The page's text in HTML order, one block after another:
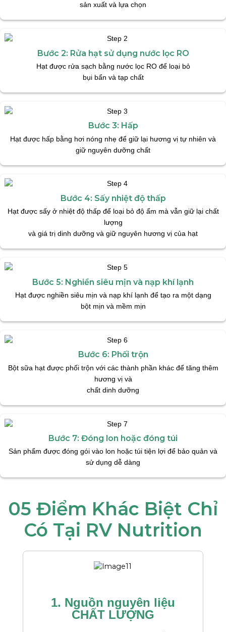
sản xuất và lựa chọn
Bước 2: Rửa hạt sử dụng nước lọc RO
Hạt được rửa sạch bằng nước lọc RO để loại bỏ
bụi bẩn và tạp chất
Bước 3: Hấp
Hạt được hấp bằng hơi nóng nhẹ để giữ lại hương vị tự nhiên và
giữ nguyên dưỡng chất
Bước 4: Sấy nhiệt độ thấp
Hạt được sấy ở nhiệt độ thấp để loại bỏ độ ẩm mà vẫn giữ lại chất
lượng
và giá trị dinh dưỡng và giữ nguyên hương vị của hạt
Bước 5: Nghiền siêu mịn và nạp khí lạnh
Hạt được nghiền siêu mịn và nạp khí lạnh để tạo ra một dạng
bột mịn và mềm mịn
Bước 6: Phối trộn
Bột sữa hạt được phối trộn với các thành phần khác để tăng thêm
hương vị và
chất dinh dưỡng
Bước 7: Đóng lon hoặc đóng túi
Sản phẩm được đóng gói vào lon hoặc túi tiện lợi để bảo quản và
sử dụng dễ dàng
05 Điểm Khác Biệt Chỉ
Có Tại RV Nutrition
1. Nguồn nguyên liệu
CHẤT LƯỢNG